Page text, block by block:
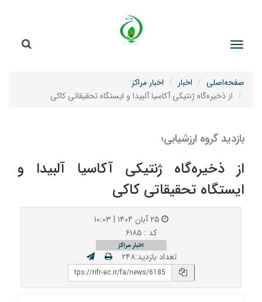
صفحه‌اصلی اخبار
اخبار مراکز
از ذخیره‌گاه ژنتیکی آکاسیا آلبیدا و ایستگاه تحقیقاتی کاکی
بازدید گروه ارزشیابی؛
از ذخیره‌گاه ژنتیکی آکاسیا آلبیدا و
ایستگاه تحقیقاتی کاکی
۲۵ آبان ۱۴۰۴ | ۱۰:۰۳
کد : ۶۱۸۵
اخبار مراکز
تعداد بازدید:۲۴۸